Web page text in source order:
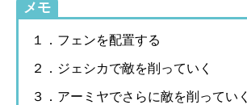
メモ
１．フェンを配置する
２．ジェシカで敵を削っていく
３．アーミヤでさらに敵を削っていく